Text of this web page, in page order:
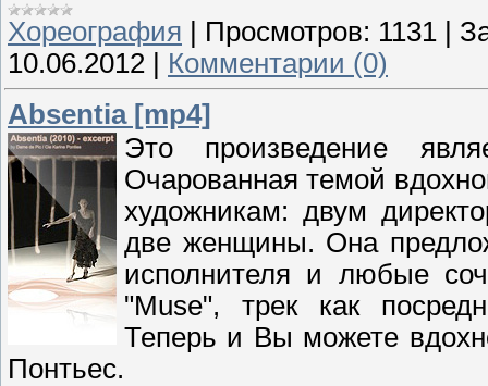
Хореография | Просмотров: 1131 |
10.06.2012 | Комментарии (0)
Absentia [mp4]
Это произведение
Очарованная темой
художникам: двум
две женщины. Она
исполнителя и любые
"Muse", трек как
Теперь и Вы можете
Понтьес.